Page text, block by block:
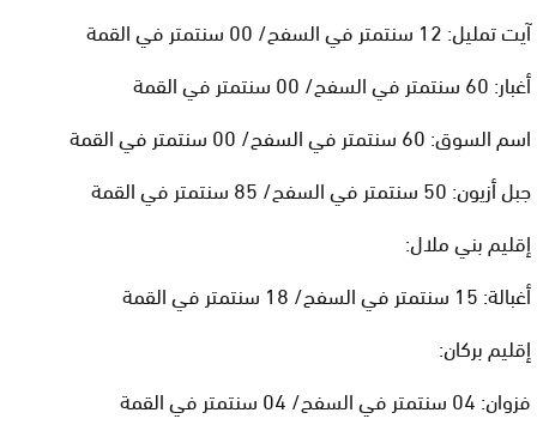
آيت تمليل: 12 سنتمتر في السفح/ 00 سنتمتر في القمة
أغبار: 60 سنتمتر في السفح/ 00 سنتمتر في القمة
اسم السوق: 60 سنتمتر في السفح/ 00 سنتمتر في القمة
جبل أزيون: 50 سنتمتر في السفح/ 85 سنتمتر في القمة
إقليم بني ملال:
أغبالة: 15 سنتمتر في السفح/ 18 سنتمتر في القمة
إقليم بركان:
فزوان: 04 سنتمتر في السفح/ 04 سنتمتر في القمة